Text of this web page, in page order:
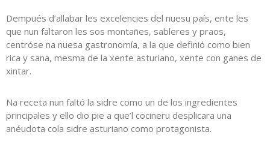
Dempués d’allabar les excelencies del nuesu país, ente les
que nun faltaron les sos montañes, sableres y praos,
centróse na nuesa gastronomía, a la que definió como bien
rica y sana, mesma de la xente asturiano, xente con ganes de
xintar.
Na receta nun faltó la sidre como un de los ingredientes
principales y ello dio pie a que’l cocineru desplicara una
anéudota cola sidre asturiano como protagonista.